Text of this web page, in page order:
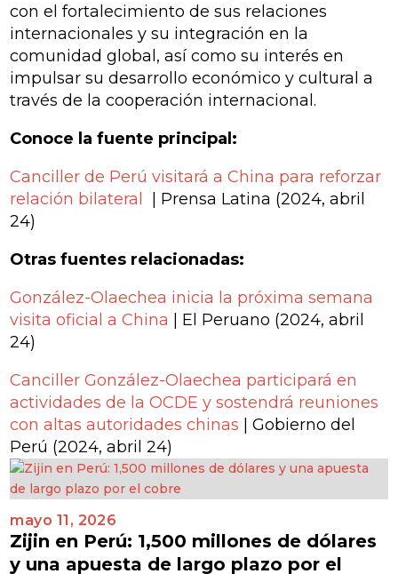
con el fortalecimiento de sus relaciones
internacionales y su integración en la
comunidad global, así como su interés en
impulsar su desarrollo económico y cultural a
través de la cooperación internacional.
Conoce la fuente principal:
Canciller de Perú visitará a China para reforzar
relación bilateral
Prensa Latina (2024, abril
24)
Otras fuentes relacionadas:
González-Olaechea inicia la próxima semana
visita oficial a China
El Peruano (2024, abril
24)
Canciller González-Olaechea participará en
actividades de la OCDE y sostendrá reuniones
con altas autoridades chinas |Gobierno del
Perú (2024, abril 24)
mayo 11, 2026
Zijin en Perú: 1,500 millones de dólares
y una apuesta de largo plazo por el